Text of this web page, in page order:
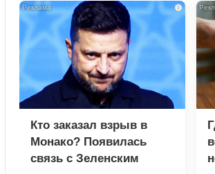
i
Кто заказал взрыв в
Монако? Появилась
связь с Зеленским